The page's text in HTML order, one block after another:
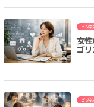
ビジネ
女
ゴ
ビジネ